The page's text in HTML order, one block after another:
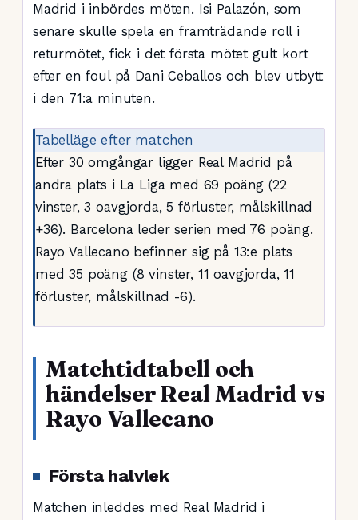
Madrid i inbördes möten. Isi Palazón, som
senare skulle spela en framträdande roll i
returmötet, fick i det första mötet gult kort
efter en foul på Dani Ceballos och blev utbytt
i den 71:a minuten.
Tabelläge efter matchen
Efter 30 omgångar ligger Real Madrid på
andra plats i La Liga med 69 poäng (22
vinster, 3 oavgjorda, 5 förluster, målskillnad
+36). Barcelona leder serien med 76 poäng.
Rayo Vallecano befinner sig på 13:e plats
med 35 poäng (8 vinster, 11 oavgjorda, 11
förluster, målskillnad -6).
Matchtidtabell och
händelser Real Madrid vs
Rayo Vallecano
Första halvlek
Matchen inleddes med Real Madrid i